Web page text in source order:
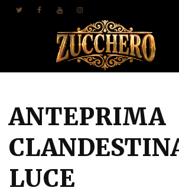
ANTEPRIMA
LUCE